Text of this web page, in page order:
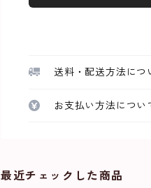
送料・配送方法につ
お支払い方法につい
最近チェックした商品